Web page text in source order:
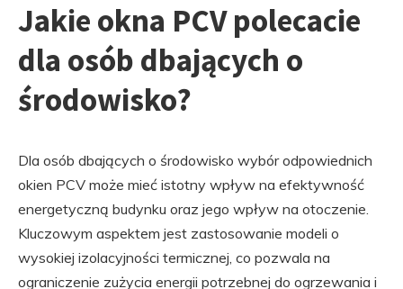
Jakie okna PCV polecacie
dla osób dbających o
środowisko?
Dla osób dbających o środowisko wybór odpowiednich
okien PCV może mieć istotny wpływ na efektywność
energetyczną budynku oraz jego wpływ na otoczenie.
Kluczowym aspektem jest zastosowanie modeli o
wysokiej izolacyjności termicznej, co pozwala na
ograniczenie zużycia energii potrzebnej do ogrzewania i